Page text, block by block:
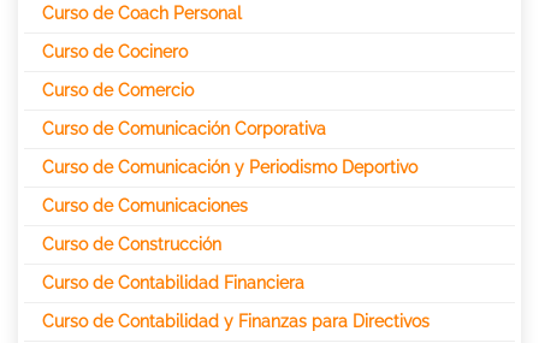
Curso de Coach Personal
Curso de Cocinero
Curso de Comercio
Curso de Comunicación Corporativa
Curso de Comunicación y Periodismo Deportivo
Curso de Comunicaciones
Curso de Construcción
Curso de Contabilidad Financiera
Curso de Contabilidad y Finanzas para Directivos